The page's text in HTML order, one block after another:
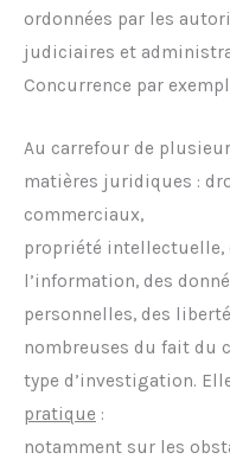
ordonnées par les
judiciaires et
Concurrence par
Au carrefour de
matières juridiques :
commerciaux,
propriété intellectuelle,
l’information, des
personnelles, des
nombreuses du fait du
type d’investigation.
pratique :
notamment sur les